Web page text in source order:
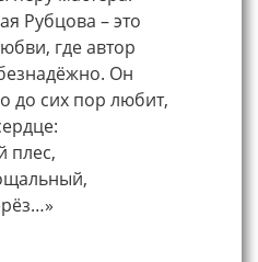
Рубцова – это
где автор
Он
до сих пор любит,
плес,